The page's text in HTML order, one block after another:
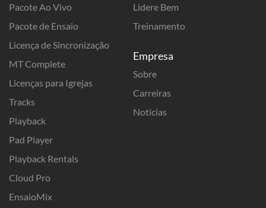
Pacote Ao Vivo
Pacote de Ensaio
Licença de Sincronização
MT Complete
Licenças para Igrejas
Tracks
Playback
Pad Player
Playback Rentals
Cloud Pro
EnsaioMix
Lidere Bem
Treinamento
Empresa
Sobre
Carreiras
Notícias